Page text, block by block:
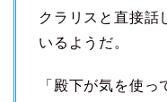
クラリスと直接話
いるようだ。
「殿下が気を使